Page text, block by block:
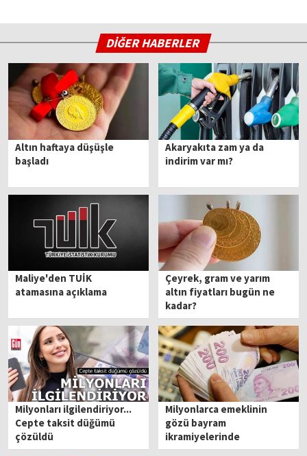
DİĞER HABERLER
Altın haftaya düşüşle
başladı
Akaryakıta zam ya da
indirim var mı?
Maliye'den TUİK
atamasına açıklama
Çeyrek, gram ve yarım
altın fiyatları bugün ne
kadar?
Milyonları ilgilendiriyor...
Cepte taksit düğümü
çözüldü
Milyonlarca emeklinin
gözü bayram
ikramiyelerinde